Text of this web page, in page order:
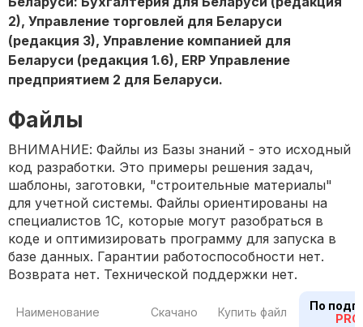
2), Управление торговлей для Беларуси
(редакция 3), Управление компанией для
Беларуси (редакция 1.6), ERP Управление
предприятием 2 для Беларуси.
Файлы
ВНИМАНИЕ: Файлы из Базы знаний - это исходный
код разработки. Это примеры решения задач,
шаблоны, заготовки, "строительные материалы"
для учетной системы. Файлы ориентированы на
специалистов 1С, которые могут разобраться в
коде и оптимизировать программу для запуска в
базе данных. Гарантии работоспособности нет.
Возврата нет. Технической поддержки нет.
Наименование Скачано Купить файл
По
PRO